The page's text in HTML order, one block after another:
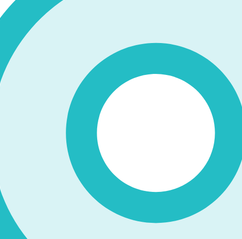
ィシエ選択が使用してるパティスリールームでイタリアンを作
ました。